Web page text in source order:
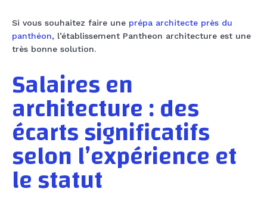
Si vous souhaitez faire une prépa architecte près du
panthéon, l’établissement Pantheon architecture est une
très bonne solution.
Salaires en
architecture : des
écarts significatifs
selon l’expérience et
le statut